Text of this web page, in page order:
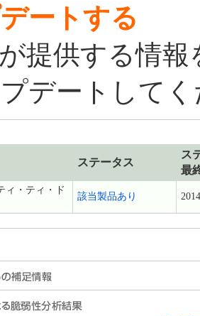
ートする
提供する情
デートして
ステータス
ス
最
ィ・ティ・ド
該当製品あり